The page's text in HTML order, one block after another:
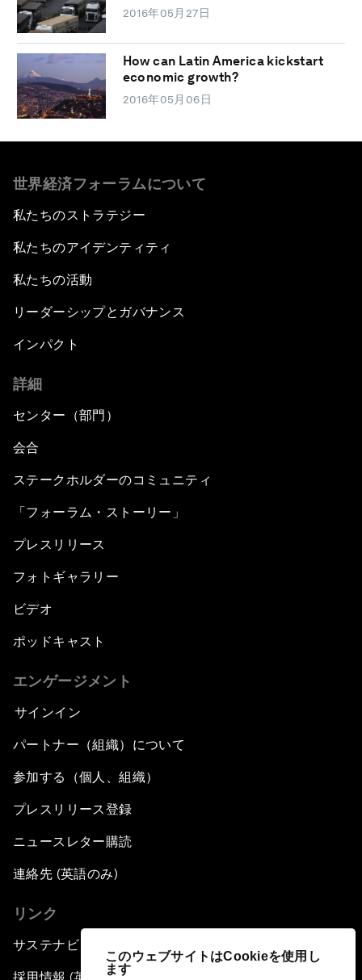
このウェブサイトはCookieを使用し
ます
2016年05月27日
How can Latin America kickstart
economic growth?
2016年05月06日
世界経済フォーラムについて
私たちのストラテジー
私たちのアイデンティティ
私たちの活動
リーダーシップとガバナンス
インパクト
詳細
センター（部門）
会合
ステークホルダーのコミュニティ
「フォーラム・ストーリー」
プレスリリース
フォトギャラリー
ビデオ
ポッドキャスト
エンゲージメント
サインイン
パートナー（組織）について
参加する（個人、組織）
プレスリリース登録
ニュースレター購読
連絡先 (英語のみ)
リンク
サステナビリティへの取り組み